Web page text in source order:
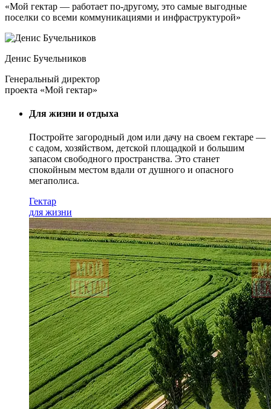
«Мой гектар — работает по-другому, это самые выгодные
поселки со всеми коммуникациями и инфраструктурой»
Денис Бучельников
Генеральный директор
проекта «Мой гектар»
Для жизни и отдыха
Постройте загородный дом или дачу на своем гектаре —
с садом, хозяйством, детской площадкой и большим
запасом свободного пространства. Это станет
спокойным местом вдали от душного и опасного
мегаполиса.
Гектар
для жизни